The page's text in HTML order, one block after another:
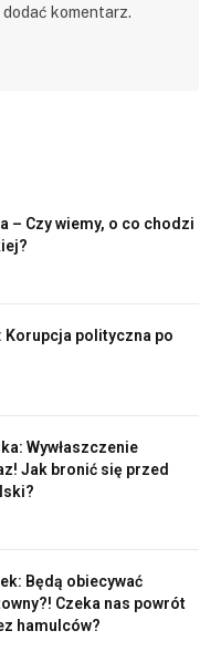
dodać komentarz.
– Czy wiemy, o co chodzi
Korupcja polityczna po
Wywłaszczenie
Jak bronić się przed
Będą obiecywać
Czeka nas powrót
hamulców?